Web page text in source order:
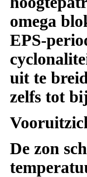
omega
EPS-
uit te
zelfs tot
De zon